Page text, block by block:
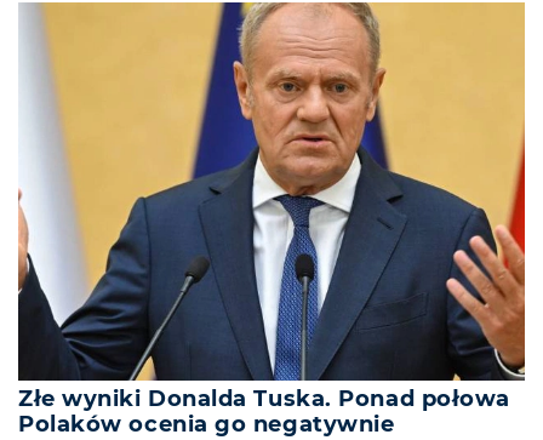
Złe wyniki Donalda Tuska. Ponad połowa
Polaków ocenia go negatywnie